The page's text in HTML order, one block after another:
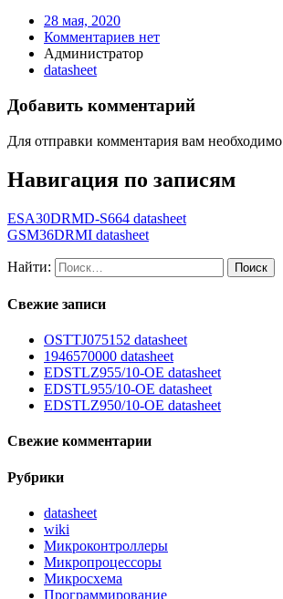
28 мая, 2020
Комментариев нет
Администратор
datasheet
Добавить комментарий
Для отправки комментария вам необходимо
Навигация по записям
ESA30DRMD-S664 datasheet
GSM36DRMI datasheet
Найти:
Свежие записи
OSTTJ075152 datasheet
1946570000 datasheet
EDSTLZ955/10-OE datasheet
EDSTL955/10-OE datasheet
EDSTLZ950/10-OE datasheet
Свежие комментарии
Рубрики
datasheet
wiki
Микроконтроллеры
Микропроцессоры
Микросхема
Программирование